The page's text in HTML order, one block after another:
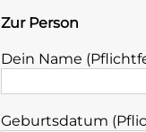
Zur Person
Dein Name
Geburtsdatum